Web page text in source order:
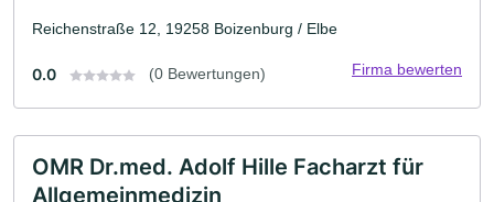
Reichenstraße 12, 19258 Boizenburg / Elbe
0.0 (0 Bewertungen) Firma bewerten
OMR Dr.med. Adolf Hille Facharzt für
Allgemeinmedizin